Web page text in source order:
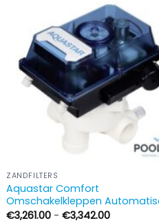
ZANDFILTERS
Aquastar Comfort
Omschakelkleppen
€3,261.00 - €3,342.00Prijsklasse: